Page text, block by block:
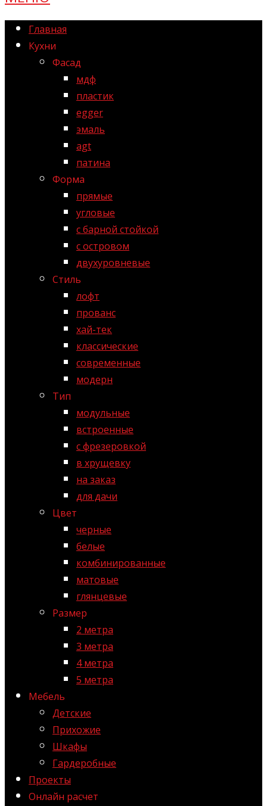
Главная
Кухни
Фасад
мдф
пластик
egger
эмаль
agt
патина
Форма
прямые
угловые
с барной стойкой
с островом
двухуровневые
Стиль
лофт
прованс
хай-тек
классические
современные
модерн
Тип
модульные
встроенные
с фрезеровкой
в хрущевку
на заказ
для дачи
Цвет
черные
белые
комбинированные
матовые
глянцевые
Размер
2 метра
3 метра
4 метра
5 метра
Мебель
Детские
Прихожие
Шкафы
Гардеробные
Проекты
Онлайн расчет